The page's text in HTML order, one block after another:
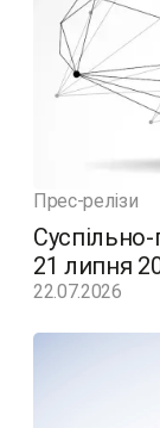
Прес-релізи
Суспільно-
21 липня
22.07.2026